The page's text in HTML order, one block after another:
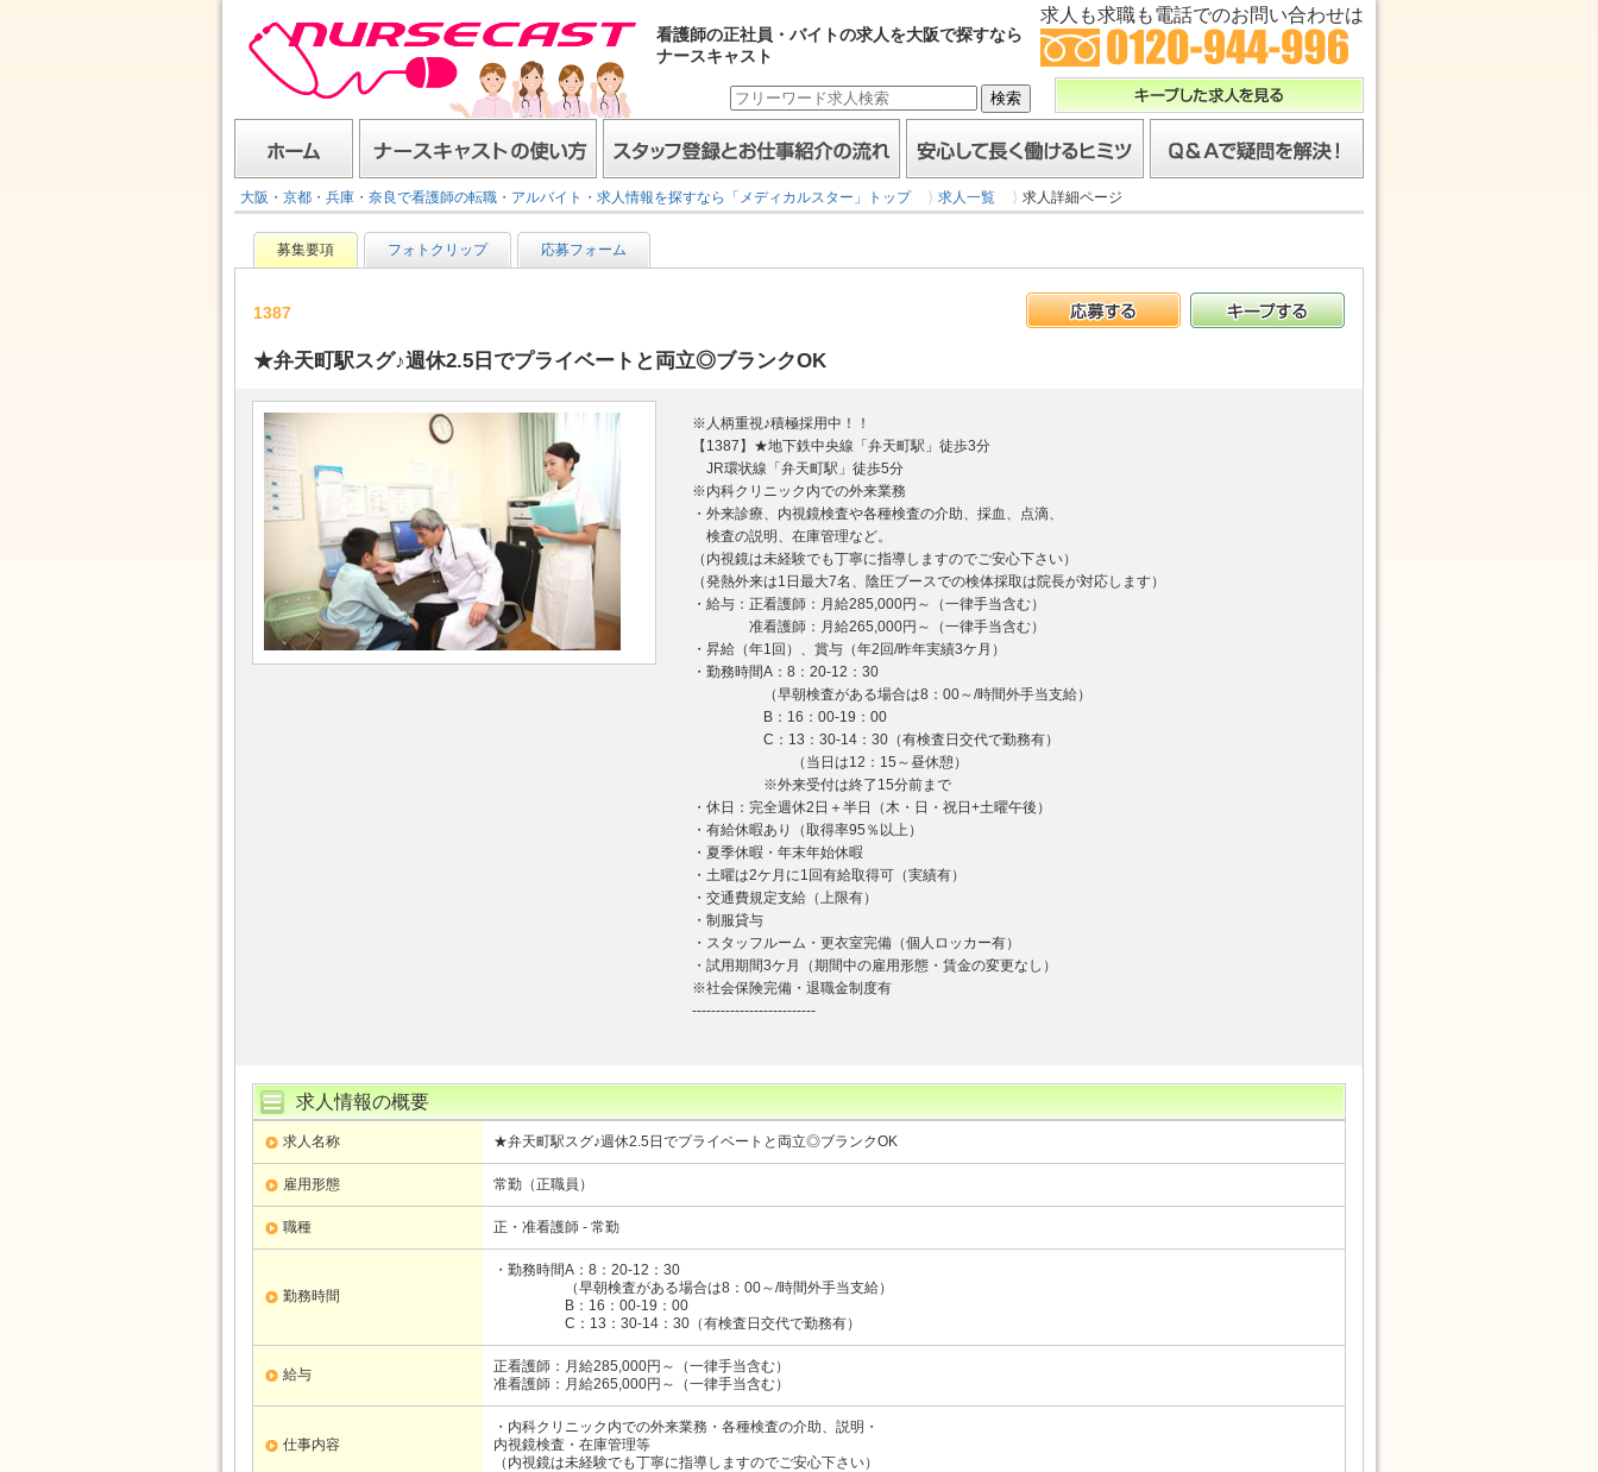
看護師の正社員・バイトの求人を大阪で探すなら
ナースキャスト
求人も求職も電話でのお問い合わせは
キープした求人を見る
ホーム ナースキャストの使い方 スタッフ登録とお仕事紹介の流れ 安心して長く働けるヒミツ
大阪・京都・兵庫・奈良で看護師の転職・アルバイト・求人情報を探すなら「メディカルスター」トップ 求人一覧 求人詳細ページ
募集要項 フォトクリップ 応募フォーム
1387
★弁天町駅スグ♪週休2.5日でプライベートと両立◎ブランクOK
※人柄重視♪積極採用中！！
【1387】★地下鉄中央線「弁天町駅」徒歩3分
JR環状線「弁天町駅」徒歩5分
※内科クリニック内での外来業務
・外来診療、内視鏡検査や各種検査の介助、採血、点滴、
検査の説明、在庫管理など。
（内視鏡は未経験でも丁寧に指導しますのでご安心下さい）
（発熱外来は1日最大7名、陰圧ブースでの検体採取は院長が対応します）
・給与：正看護師：月給285,000円～（一律手当含む）
准看護師：月給265,000円～（一律手当含む）
・昇給（年1回）、賞与（年2回/昨年実績3ケ月）
・勤務時間A：8：20-12：30
（早朝検査がある場合は8：00～/時間外手当支給）
B：16：00-19：00
C：13：30-14：30（有検査日交代で勤務有）
（当日は12：15～昼休憩）
※外来受付は終了15分前まで
・休日：完全週休2日＋半日（木・日・祝日+土曜午後）
・有給休暇あり（取得率95％以上）
・夏季休暇・年末年始休暇
・土曜は2ケ月に1回有給取得可（実績有）
・交通費規定支給（上限有）
・制服貸与
・スタッフルーム・更衣室完備（個人ロッカー有）
・試用期間3ケ月（期間中の雇用形態・賃金の変更なし）
※社会保険完備・退職金制度有
--------------------------
求人情報の概要
求人名称 ★弁天町駅スグ♪週休2.5日でプライベートと両立◎ブランクOK
雇用形態 常勤（正職員）
職種 正・准看護師 - 常勤
勤務時間
・勤務時間A：8：20-12：30
（早朝検査がある場合は8：00～/時間外手当支給）
B：16：00-19：00
C：13：30-14：30（有検査日交代で勤務有）
給与
正看護師：月給285,000円～（一律手当含む）
准看護師：月給265,000円～（一律手当含む）
仕事内容
・内科クリニック内での外来業務・各種検査の介助、説明・
内視鏡検査・在庫管理等
（内視鏡は未経験でも丁寧に指導しますのでご安心下さい）